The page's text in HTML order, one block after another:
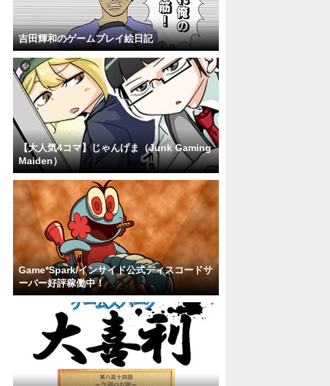
吉田輝和のゲームプレイ絵日記
【大人気4コマ】じゃんげま（Junk Gaming
Maiden）
Game*Spark/インサイド公式ディスコードサ
ーバー好評稼働中！